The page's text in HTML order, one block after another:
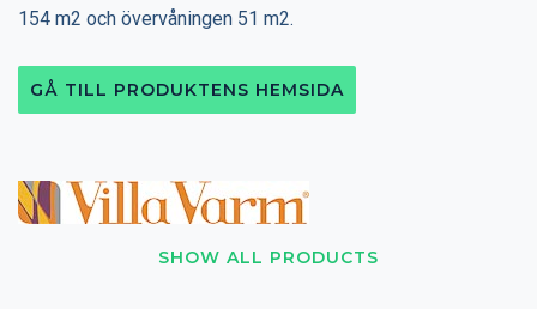
SHOW ALL PRODUCTS
154 m2 och övervåningen 51 m2.
GÅ TILL PRODUKTENS HEMSIDA